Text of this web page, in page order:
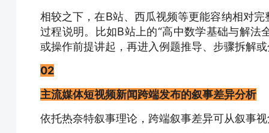
相较之下，在B站、西瓜视频等更能容纳相对
过程说明。比如B站上的“高中数学基础与解法
或操作前提讲起，再进入例题推导、步骤拆解
02
主流媒体短视频新闻跨端发布的叙事差异分析
依托热奈特叙事理论，跨端叙事差异可从叙事